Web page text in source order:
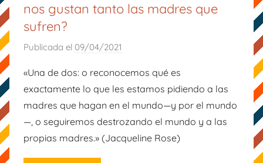
nos gustan tanto las madres que
sufren?
Publicada el 09/04/2021
r
M
a
m
á
«Una de dos: o reconocemos qué es
exactamente lo que les estamos pidiendo a las
madres que hagan en el mundo—y por el mundo
—, o seguiremos destrozando el mundo y a las
propias madres.» (Jacqueline Rose)